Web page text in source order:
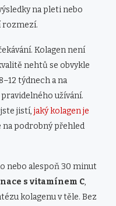
na pleti nebo
rozmezí.
Kolagen není
nehtů se obvykle
týdnech a na
užívání.
jistí, jaký kolagen je
na podrobný přehled
nebo alespoň 30 minut
s vitamínem C,
kolagenu v těle. Bez